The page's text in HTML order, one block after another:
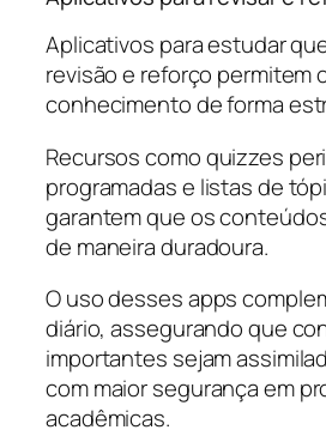
Aplicativos para estudar
revisão e reforço permitem
conhecimento de forma
Recursos como quizzes
programadas e listas de
garantem que os
de maneira duradoura.
O uso desses apps
diário, assegurando que
importantes sejam
com maior segurança em
acadêmicas.